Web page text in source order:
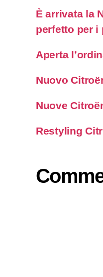
È arrivata la
perfetto per
Aperta
Nuovo
Nuove
Restyling